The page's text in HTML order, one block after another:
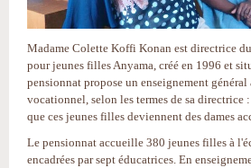
Madame Colette Koffi Konan est directrice
pour jeunes filles Anyama, créé en 1996 et
pensionnat propose un enseignement
vocationnel, selon les termes de sa directrice
que ces jeunes filles deviennent des dames
Le pensionnat accueille 380 jeunes filles à
encadrées par sept éducatrices. En